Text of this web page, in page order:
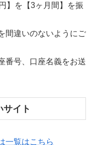
】を【3ヶ月間】を振
間違いのないようにご
番号、口座名義をお送
サイト
一覧はこちら